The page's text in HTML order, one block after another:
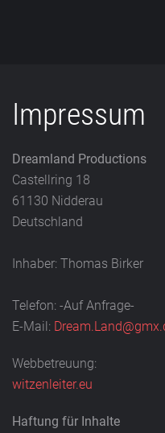
Impressum
Dreamland Productions
Castellring 18
61130 Nidderau
Deutschland
Inhaber: Thomas Birker
Telefon: -Auf Anfrage-
E-Mail:
Webbetreuung:
witzenleiter.eu
Haftung für Inhalte